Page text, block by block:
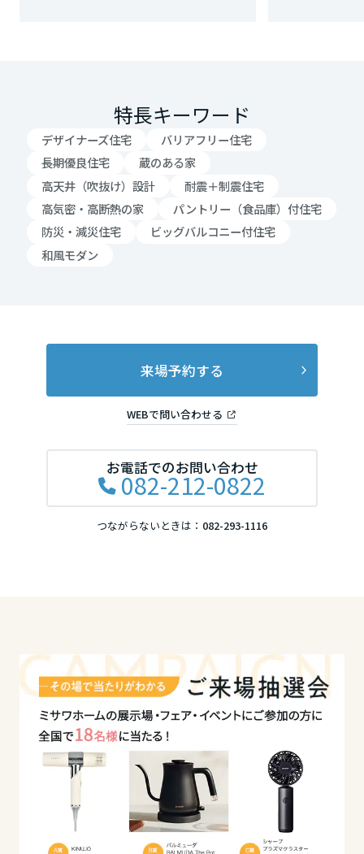
特長キーワード
デザイナーズ住宅
バリアフリー住宅
長期優良住宅
蔵のある家
高天井（吹抜け）設計
耐震＋制震住宅
高気密・高断熱の家
パントリー（食品庫）付住宅
防災・減災住宅
ビッグバルコニー付住宅
和風モダン
来場予約する
WEBで問い合わせる
お電話でのお問い合わせ
082-212-0822
つながらないときは： 082-293-1116
大阪府
兵庫県
和歌山県
中国・四国エリア
岡山県
徳島県
香川県
愛媛県